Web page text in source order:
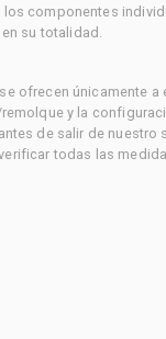
componentes
su totalidad.
ofrecen únicamente
y la
de salir de nuestro
todas las